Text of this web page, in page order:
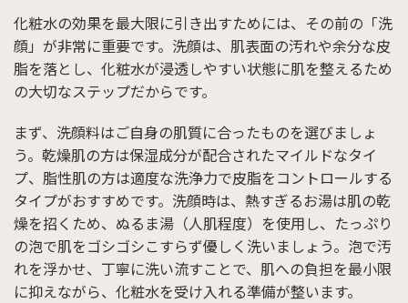
化粧水の効果を最大限に引き出すためには、その前の「洗
顔」が非常に重要です。洗顔は、肌表面の汚れや余分な皮
脂を落とし、化粧水が浸透しやすい状態に肌を整えるため
の大切なステップだからです。
まず、洗顔料はご自身の肌質に合ったものを選びましょ
う。乾燥肌の方は保湿成分が配合されたマイルドなタイ
プ、脂性肌の方は適度な洗浄力で皮脂をコントロールする
タイプがおすすめです。洗顔時は、熱すぎるお湯は肌の乾
燥を招くため、ぬるま湯（人肌程度）を使用し、たっぷり
の泡で肌をゴシゴシこすらず優しく洗いましょう。泡で汚
れを浮かせ、丁寧に洗い流すことで、肌への負担を最小限
に抑えながら、化粧水を受け入れる準備が整います。